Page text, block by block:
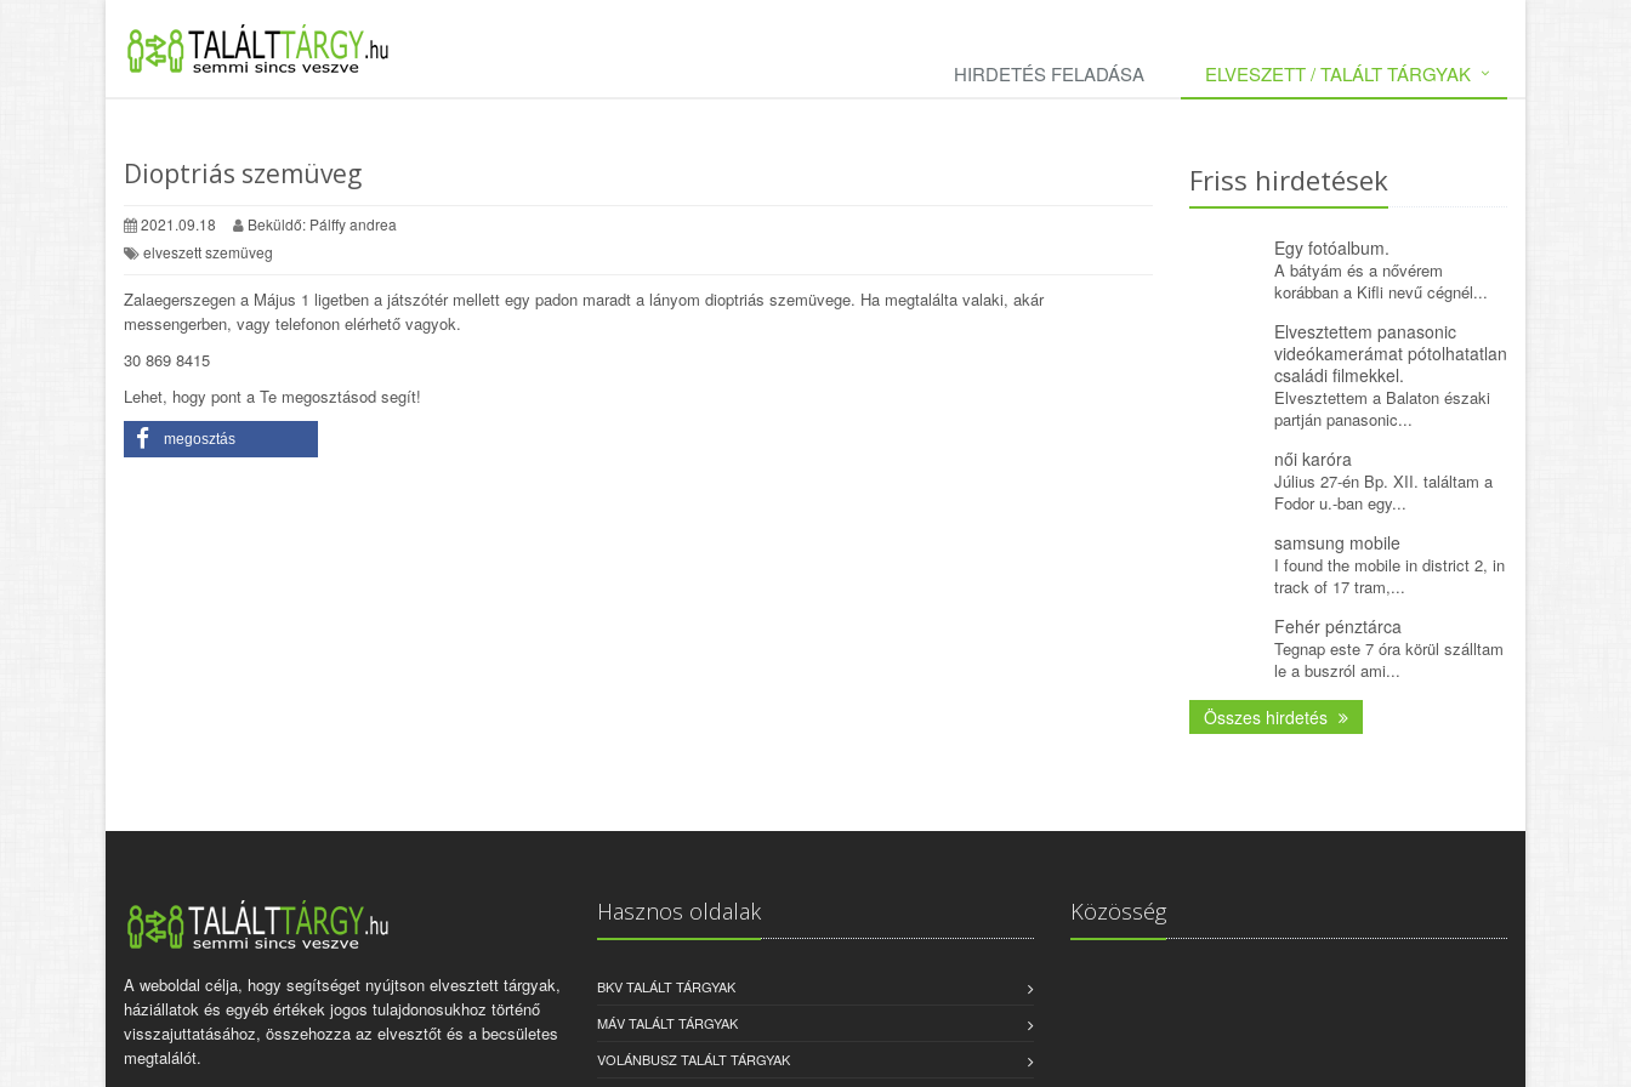
HIRDETÉS FELADÁSA ELVESZETT / TALÁLT TÁRGYAK
Dioptriás szemüveg
2021.09.18
Beküldő: Pálffy andrea
elveszett szemüveg
Zalaegerszegen a Május 1 ligetben a játszótér mellett egy padon maradt a lányom dioptriás szemüvege. Ha megtalálta valaki, akár
messengerben, vagy telefonon elérhető vagyok.
30 869 8415
Lehet, hogy pont a Te megosztásod segít!
megosztás
Friss hirdetések
Egy fotóalbum.
A bátyám és a nővérem
korábban a Kifli nevű cégnél...
Elvesztettem panasonic
videókamerámat pótolhatatlan
családi filmekkel.
Elvesztettem a Balaton északi
partján panasonic...
női karóra
Július 27-én Bp. XII. találtam a
Fodor u.-ban egy...
samsung mobile
I found the mobile in district 2, in
track of 17 tram,...
Fehér pénztárca
Tegnap este 7 óra körül szálltam
le a buszról ami...
Összes hirdetés
A weboldal célja, hogy segítséget nyújtson elvesztett tárgyak,
háziállatok és egyéb értékek jogos tulajdonosukhoz történő
visszajuttatásához, összehozza az elvesztőt és a becsületes
megtalálót.
Hasznos oldalak
BKV TALÁLT TÁRGYAK
MÁV TALÁLT TÁRGYAK
VOLÁNBUSZ TALÁLT TÁRGYAK
Közösség